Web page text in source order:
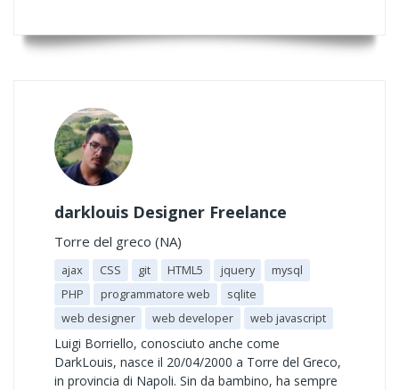
darklouis Designer Freelance
Torre del greco (NA)
ajax CSS git HTML5 jquery
mysql
PHP
programmatore web
sqlite
web designer
web developer web javascript
Luigi Borriello, conosciuto anche come
DarkLouis, nasce il 20/04/2000 a Torre del Greco,
in provincia di Napoli. Sin da bambino, ha sempre